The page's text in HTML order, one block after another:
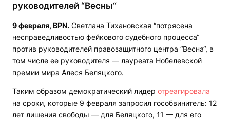
руководителей “Весны“
9 февраля, BPN. Светлана Тихановская “потрясена
несправедливостью фейкового судебного процесса“
против руководителей правозащитного центра “Весна“, в
том числе ее руководителя — лауреата Нобелевской
премии мира Алеся Беляцкого.
Таким образом демократический лидер отреагировала
на сроки, которые 9 февраля запросил гособвинитель: 12
лет лишения свободы — для Беляцкого, 11 — для его